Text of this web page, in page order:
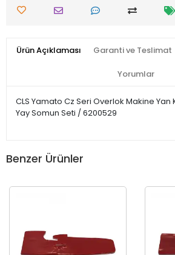
Ürün Açıklaması Garanti ve Teslimat
Yorumlar
CLS Yamato Cz Seri Overlok Makine
Yay Somun Seti / 6200529
Benzer Ürünler